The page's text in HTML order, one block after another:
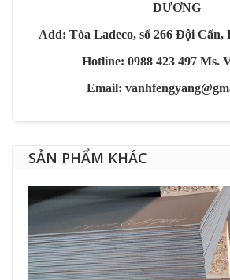
DƯƠNG
Add: Tòa Ladeco, số 266 Đội Cấn,
Hotline: 0988 423 497 Ms.
Email:
SẢN PHẨM KHÁC